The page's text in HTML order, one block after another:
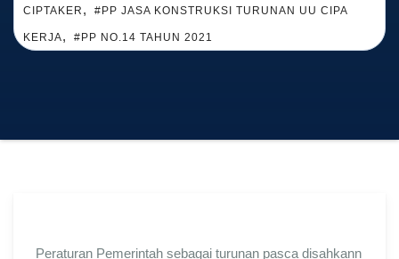
CIPTAKER , #PP JASA KONSTRUKSI TURUNAN UU CIPA
KERJA, #PP NO.14 TAHUN 2021
Peraturan Pemerintah sebagai turunan pasca disahkann